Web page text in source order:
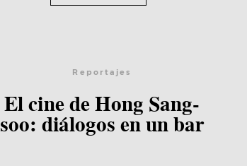
Reportajes
El cine de Hong Sang-
soo: diálogos en un bar